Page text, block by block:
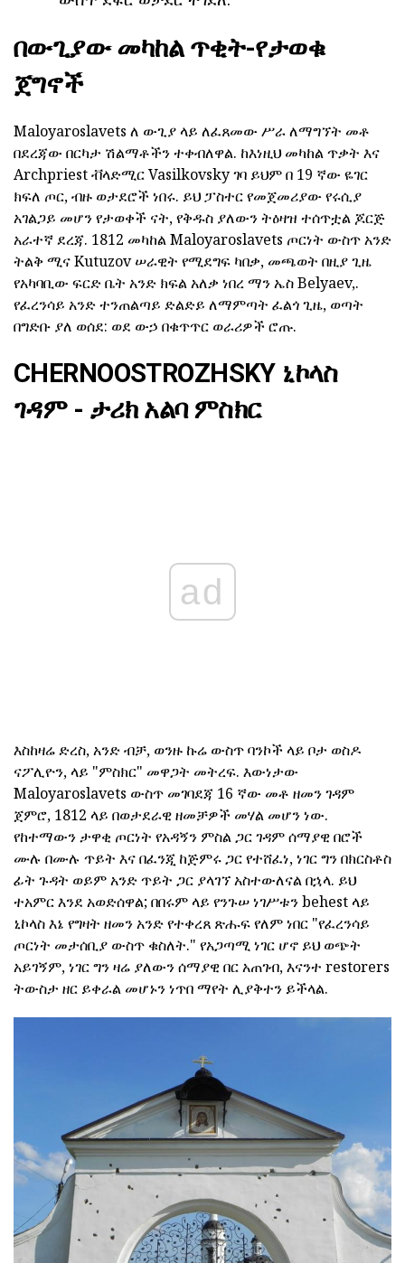
በውጊያው መካከል ጥቂት-የታወቁ
ጀግኖች
Maloyaroslavets ለ ውጊያ ላይ ለፈጸመው ሥራ ለማግኘት መቶ
በደረጃው በርካታ ሽልማቶችን ተቀብለዋል. ከእነዚህ መካከል ጥቃት እና
Archpriest ቭላድሚር Vasilkovsky ገባ ይህም በ 19 ኛው ዬገር
ክፍለ ጦር, ብዙ ወታደሮች ነበሩ. ይህ ፓስተር የመጀመሪያው የሩሲያ
አገልጋይ መሆን የታወቀች ናት, የቅዱስ ያለውን ትዕዛዝ ተሰጥቷል ጆርጅ
አራተኛ ደረጃ. 1812 መካከል Maloyaroslavets ጦርነት ውስጥ አንድ
ትልቅ ሚና Kutuzov ሠራዊት የሚደግፍ ካበቃ, መጫወት በዚያ ጊዜ
የአካባቢው ፍርድ ቤት አንድ ክፍል አለቃ ነበረ ማን ኤስ Belyaev,.
የፈረንሳይ አንድ ተንጠልጣይ ድልድይ ለማምጣት ፈልጎ ጊዜ, ወጣት
በግድቡ ያለ ወሰደ: ወደ ውኃ በቁጥጥር ወራሪዎች ሮጡ.
CHERNOOSTROZHSKY ኒኮላስ
ገዳም - ታሪክ አልባ ምስክር
ad
እስከዛሬ ድረስ, አንድ ብቻ, ወንዙ ኩሬ ውስጥ ባንኮች ላይ ቦታ ወስዶ
ናፖሊዮን, ላይ "ምስክር" መዋጋት መትረፍ. እውነታው
Maloyaroslavets ውስጥ መገባደጃ 16 ኛው መቶ ዘመን ገዳም
ጀምሮ, 1812 ላይ በወታደራዊ ዘመቻዎች መሃል መሆን ነው.
የከተማውን ታዋቂ ጦርነት የአዳኝን ምስል ጋር ገዳም ሰማያዊ በሮች
ሙሉ በሙሉ ጥይት እና በፈንጂ ከጅምሩ ጋር የተሸፈነ, ነገር ግን በክርስቶስ
ፊት ጉዳት ወይም አንድ ጥይት ጋር ያላገኘ አስተውለናል በኋላ. ይህ
ተአምር እንደ አወድሰዋል; በበሩም ላይ የንጉሠ ነገሥቱን behest ላይ
ኒኮላስ እኔ የግዛት ዘመን አንድ የተቀረጸ ጽሑፍ የለም ነበር "የፈረንሳይ
ጦርነት መታሰቢያ ውስጥ ቁስለት." የአጋጣሚ ነገር ሆኖ ይህ ወጭት
አይገኝም, ነገር ግን ዛሬ ያለውን ሰማያዊ በር አጠገብ, እናንተ restorers
ትውስታ ዘር ይቀራል መሆኑን ነጥበ ማየት ሊያቅተን ይችላል.